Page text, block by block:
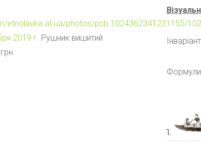
etnolavka.at.ua/photos/pcb.1024362341231155/
2019 г. Рушник вишитий
1.